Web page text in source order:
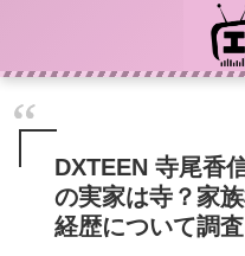
DXTEEN 寺尾香
の実家は寺？家
経歴について調査